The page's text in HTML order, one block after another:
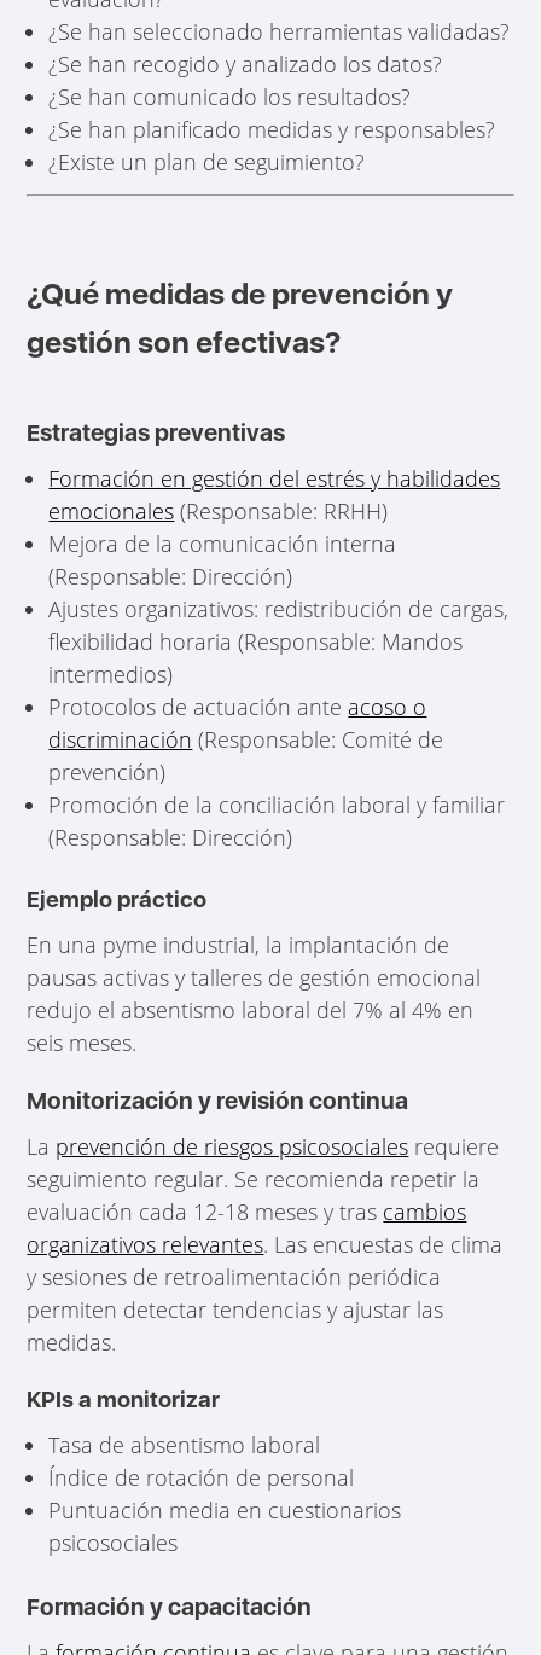
¿Se han seleccionado herramientas validadas?
¿Se han recogido y analizado los datos?
¿Se han comunicado los resultados?
¿Se han planificado medidas y responsables?
¿Existe un plan de seguimiento?
¿Qué medidas de prevención y
gestión son efectivas?
Estrategias preventivas
Formación en gestión del estrés y habilidades
emocionales (Responsable: RRHH)
Mejora de la comunicación interna
(Responsable: Dirección)
Ajustes organizativos: redistribución de cargas,
flexibilidad horaria (Responsable: Mandos
intermedios)
Protocolos de actuación ante acoso o
discriminación (Responsable: Comité de
prevención)
Promoción de la conciliación laboral y familiar
(Responsable: Dirección)
Ejemplo práctico
En una pyme industrial, la implantación de
pausas activas y talleres de gestión emocional
redujo el absentismo laboral del 7% al 4% en
seis meses.
Monitorización y revisión continua
La prevención de riesgos psicosociales requiere
seguimiento regular. Se recomienda repetir la
evaluación cada 12-18 meses y tras cambios
organizativos relevantes. Las encuestas de clima
y sesiones de retroalimentación periódica
permiten detectar tendencias y ajustar las
medidas.
KPIs a monitorizar
Tasa de absentismo laboral
Índice de rotación de personal
Puntuación media en cuestionarios
psicosociales
Formación y capacitación